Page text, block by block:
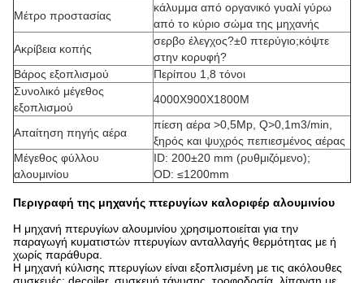
Μέτρο προστασίας
κάλυμμα από οργανικό γυαλί γύρω
από το κύριο σώμα της μηχανής
Ακρίβεια κοπής
σερβο έλεγχος?±0 πτερύγιο;κόψτε
στην κορυφή?
Βάρος εξοπλισμού
Περίπου 1,8 τόνοι
Συνολικό μέγεθος
εξοπλισμού
4000Χ900Χ1800Μ
Απαίτηση πηγής αέρα
πίεση αέρα >0,5Mp, Q>0,1m3/min,
ξηρός και ψυχρός πεπιεσμένος αέρας
Μέγεθος φύλλου
αλουμινίου
ID: 200±20 mm (ρυθμιζόμενο);
OD: ≤1200mm
Περιγραφή της μηχανής πτερυγίων καλοριφέρ αλουμινίου
Η μηχανή πτερυγίων αλουμινίου χρησιμοποιείται για την
παραγωγή κυματιστών πτερυγίων ανταλλαγής θερμότητας με ή
χωρίς παράθυρα.
Η μηχανή κύλισης πτερυγίων είναι εξοπλισμένη με τις ακόλουθες